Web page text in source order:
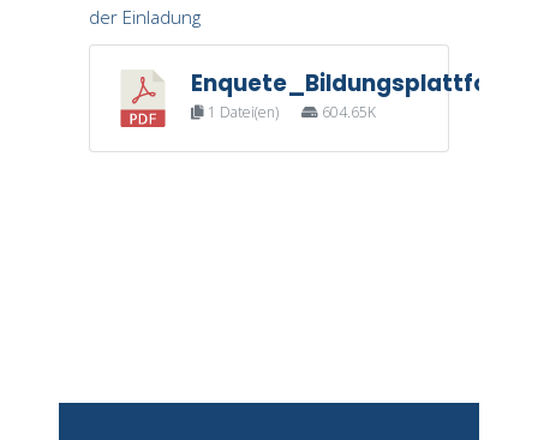
der Einladung
1 Datei(en) 604.65K